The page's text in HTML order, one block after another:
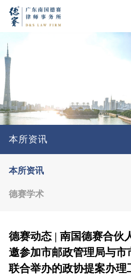
本所资讯
本所资讯
德赛学术
德赛动态 | 南国德赛合伙
邀参加市邮政管理局与市
联合举办的政协提案办理